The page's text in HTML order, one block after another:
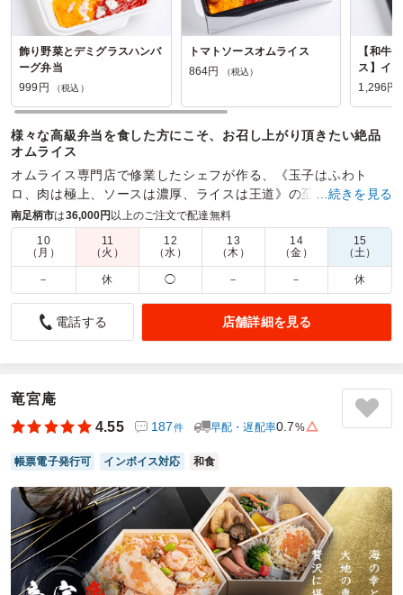
飾り野菜とデミグラスハンバ
ーグ弁当
999円
（税込）
トマトソースオムライス
864円
（税込）
【和牛
ス】イ
当
1,296円
様々な高級弁当を食した方にこそ、お召し上がり頂きたい絶品
オムライス
オムライス専門店で修業したシェフが作る、《玉子はふわト
ロ、肉は極上、ソースは濃厚、ライスは王道》の至極のオムラ
イスと、オムライスを引き立てる料理を折箱に盛り込みまし
た。
商品数： 締切日時： 1日前13:00 価格帯：
864円～2,160円
配達時間：
8:30～18:00
ひと目見て「美味しそう！」と評判でした
ろどりが大変良く豪華な印象なのでとても好評でした。
見た目にも味にも高級感があり、お値段は少々張りますがそ
れに見合う満足度がありました。
ボリュームにも文句無しです。
感じたので-0.5しましたが十分美味しいです。
ご利用シーン：会議・セミナー ›ワークショップ
参加者の年齢：
20代～30代男女比：男女混合
東京都渋谷区南平台町2026/03/17
…続きを見る
南足柄市は36,000円以上のご注文で配達無料
10
（月）
11
（火）
12
（水）
13
（木）
14
（金）
15
（土）
－ 休 ◯ － － 休
電話する 店舗詳細を見る
竜宮庵
4.55
187件 早配・遅配率0.7%
帳票電子発行可 インボイス対応 和食